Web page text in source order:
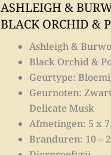
ASHLEIGH &
BLACK ORCHID &
Ashleigh &
Black Orchid &
Geurtype:
Geurnoten:
Delicate Musk
Afmetingen: 5 x
Branduren: 10 –